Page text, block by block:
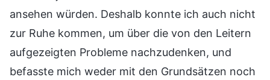
ansehen würden. Deshalb konnte ich auch nicht
zur Ruhe kommen, um über die von den Leitern
aufgezeigten Probleme nachzudenken, und
befasste mich weder mit den Grundsätzen noch